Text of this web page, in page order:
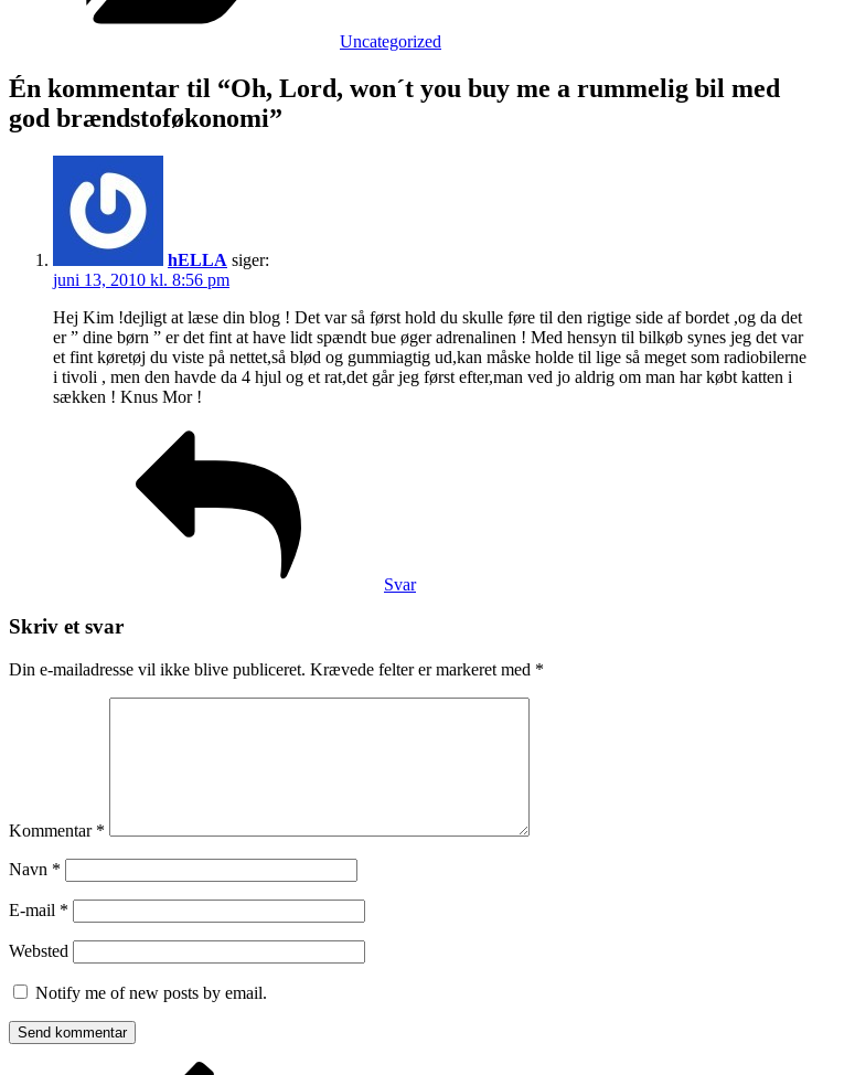
a
med
god
brændstoføkonomi
Uncategorized
Én kommentar til “Oh, Lord, won´t you buy me a rummelig bil med
god brændstoføkonomi”
hELLA siger:
juni 13, 2010 kl. 8:56 pm
Hej Kim !dejligt at læse din blog ! Det var så først hold du skulle føre til den rigtige side af bordet ,og da det
er ” dine børn ” er det fint at have lidt spændt bue øger adrenalinen ! Med hensyn til bilkøb synes jeg det var
et fint køretøj du viste på nettet,så blød og gummiagtig ud,kan måske holde til lige så meget som radiobilerne
i tivoli , men den havde da 4 hjul og et rat,det går jeg først efter,man ved jo aldrig om man har købt katten i
sækken ! Knus Mor !
Svar
Skriv et svar
Din e-mailadresse vil ikke blive publiceret. Krævede felter er markeret med *
Kommentar *
Navn *
E-mail *
Websted
Notify me of new posts by email.